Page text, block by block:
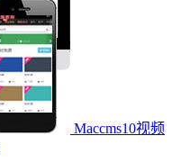
Maccms10视频